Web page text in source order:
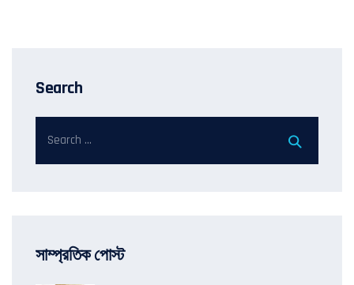
Search
সাম্প্রতিক পোস্ট